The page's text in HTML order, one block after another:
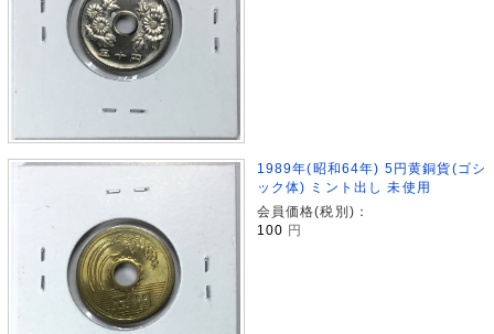
1989年(昭和64年) 5円黄銅貨(ゴシ
ック体) ミント出し 未使用
会員価格(税別)：
100 円